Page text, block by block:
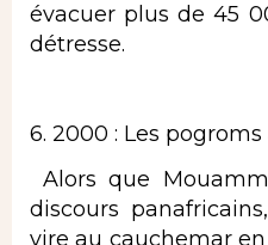
évacuer plus de 45
détresse.
6. 2000 : Les
Alors que
discours
vire au cauchemar